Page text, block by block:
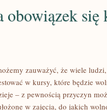
obowiązek się
zauważyć, że wiele
w kursy, które będzie
– z pewnością przyczyn
w zajęcia, do jakich